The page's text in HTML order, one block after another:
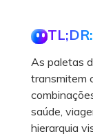
TL;DR:
As paletas
transmitem
saúde,
hierarquia